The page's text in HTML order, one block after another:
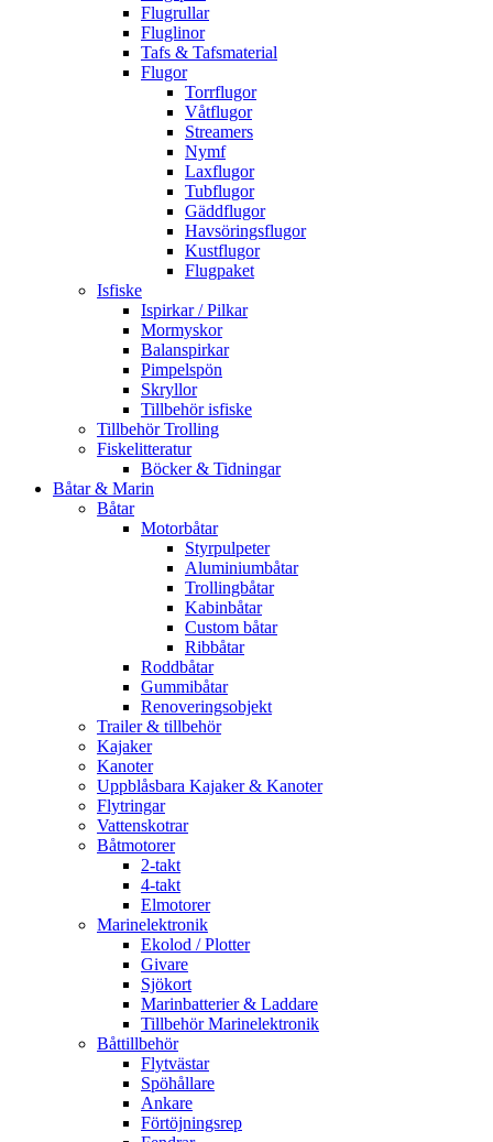
Flugrullar
Fluglinor
Tafs & Tafsmaterial
Flugor
Torrflugor
Våtflugor
Streamers
Nymf
Laxflugor
Tubflugor
Gäddflugor
Havsöringsflugor
Kustflugor
Flugpaket
Isfiske
Ispirkar / Pilkar
Mormyskor
Balanspirkar
Pimpelspön
Skryllor
Tillbehör isfiske
Tillbehör Trolling
Fiskelitteratur
Böcker & Tidningar
Båtar & Marin
Båtar
Motorbåtar
Styrpulpeter
Aluminiumbåtar
Trollingbåtar
Kabinbåtar
Custom båtar
Ribbåtar
Roddbåtar
Gummibåtar
Renoveringsobjekt
Trailer & tillbehör
Kajaker
Kanoter
Uppblåsbara Kajaker & Kanoter
Flytringar
Vattenskotrar
Båtmotorer
2-takt
4-takt
Elmotorer
Marinelektronik
Ekolod / Plotter
Givare
Sjökort
Marinbatterier & Laddare
Tillbehör Marinelektronik
Båttillbehör
Flytvästar
Spöhållare
Ankare
Förtöjningsrep